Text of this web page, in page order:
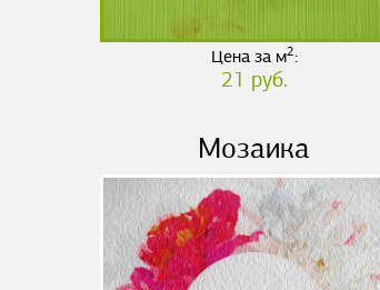
Цена за м2:
21 руб.
Мозаика